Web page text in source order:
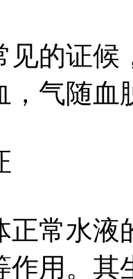
的证候
，气随血
常水液
作用。其